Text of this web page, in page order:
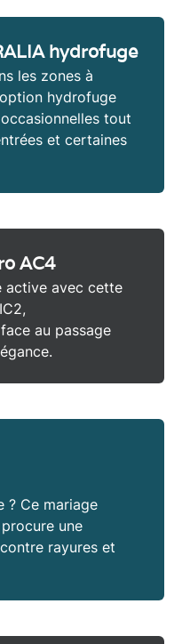
hydrofuge
les zones à
hydrofuge
tout
et certaines
AC4
active avec cette
,
au passage
? Ce mariage
procure une
rayures et